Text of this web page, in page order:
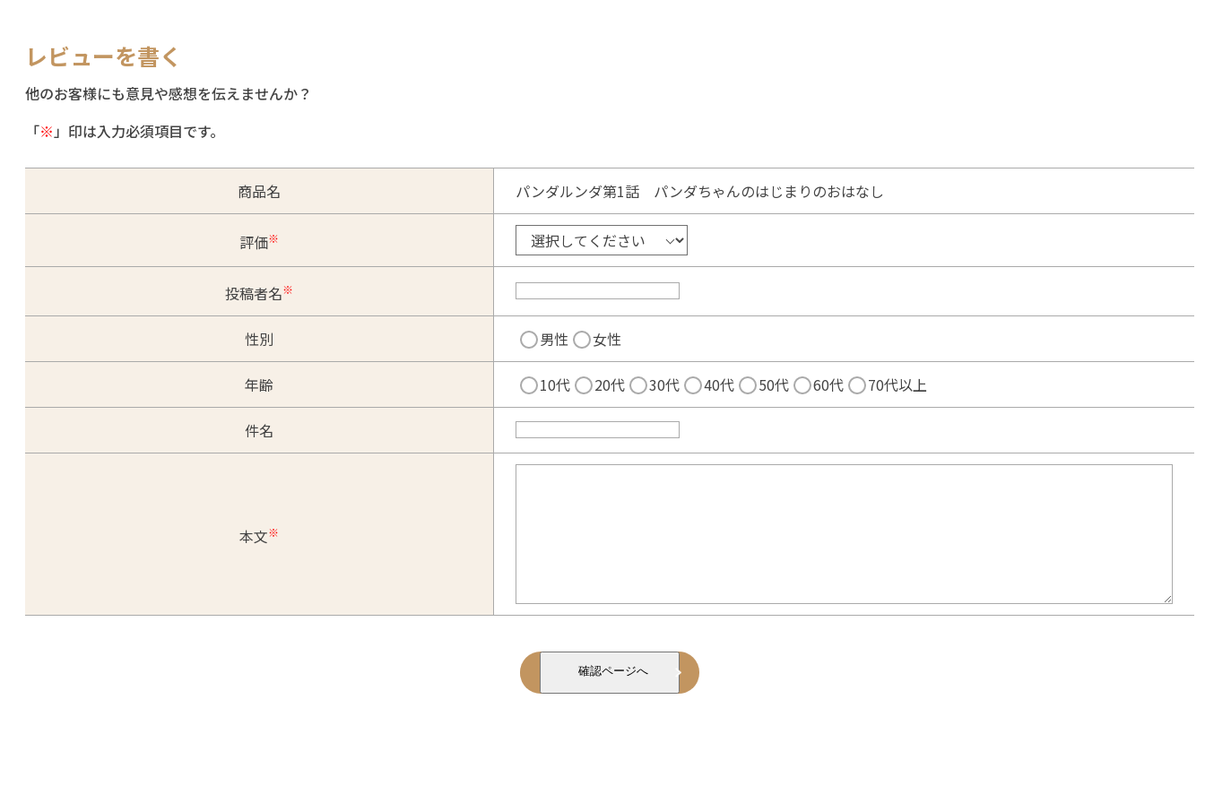
レビューを書く
他のお客様にも意見や感想を伝えませんか？
「※ 」印は入力必須項目です。
商品名 パンダルンダ第1話 パンダちゃんのはじまりのおはなし
評価※
投稿者名※
性別 男性 女性
年齢 10代 20代 30代 40代 50代 60代 70代以上
件名
本文※